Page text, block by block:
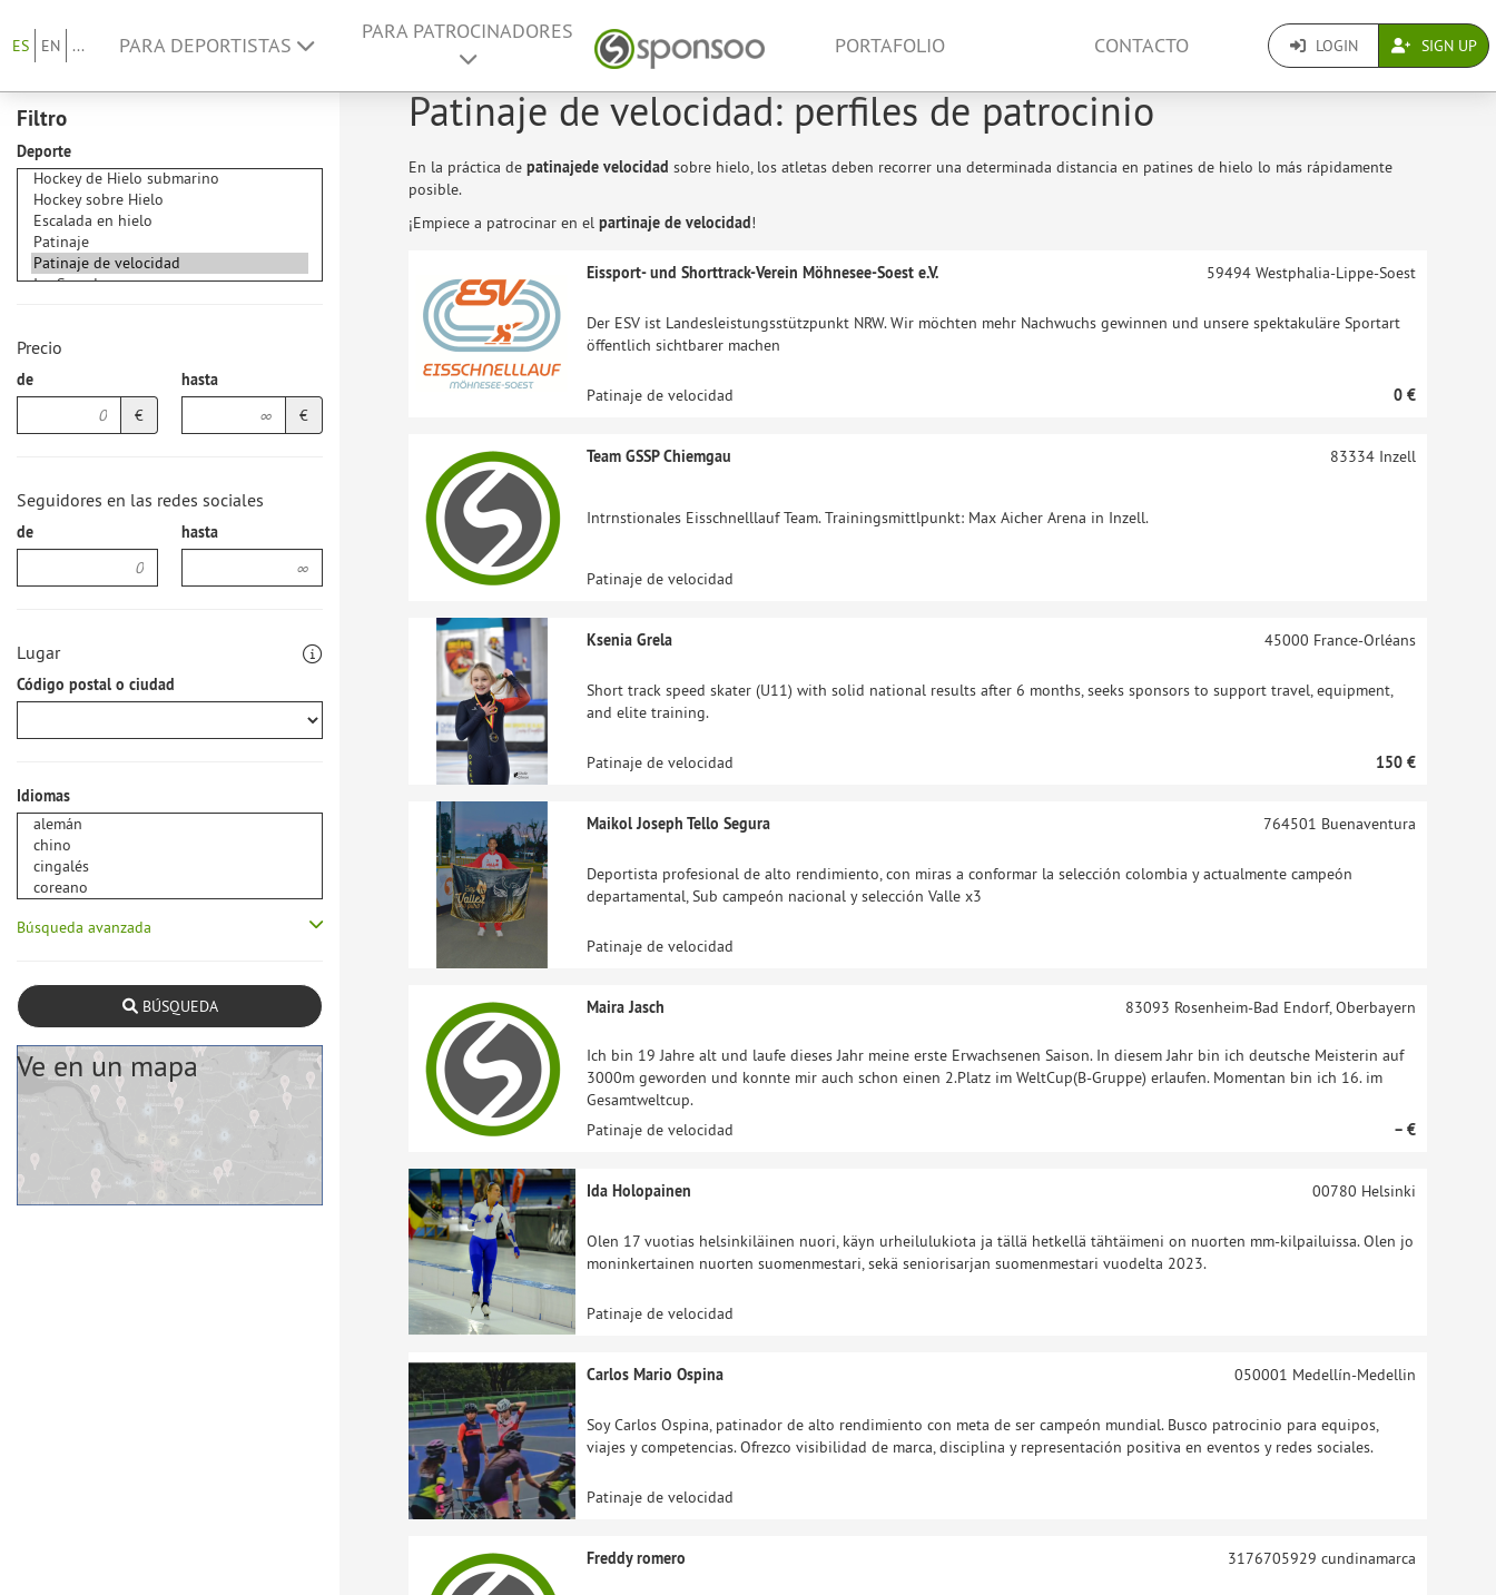
ES EN ... PARA DEPORTISTAS
PARA PATROCINADORES
PORTAFOLIO CONTACTO LOGIN SIGN UP
Filtro
Deporte
Precio
de
€
hasta
€
Seguidores en las redes sociales
de hasta
Lugar
Código postal o ciudad
Idiomas
Búsqueda avanzada
BÚSQUEDA
Ve en un mapa
Patinaje de velocidad: perfiles de patrocinio
En la práctica de patinajede velocidad sobre hielo, los atletas deben recorrer una determinada distancia en patines de hielo lo más rápidamente
posible.
¡Empiece a patrocinar en el partinaje de velocidad!
Eissport- und Shorttrack-Verein Möhnesee-Soest e.V.
Der ESV ist Landesleistungsstützpunkt NRW. Wir möchten mehr Nachwuchs gewinnen und unsere spektakuläre Sportart
öffentlich sichtbarer machen
59494Westphalia-Lippe-Soest
Patinaje de velocidad 0 €
Team GSSP Chiemgau
Intrnstionales Eisschnelllauf Team. Trainingsmittlpunkt: Max Aicher Arena in Inzell.
83334Inzell
Patinaje de velocidad
Ksenia Grela
Short track speed skater (U11) with solid national results after 6 months, seeks sponsors to support travel, equipment,
and elite training.
45000 France-Orléans
Patinaje de velocidad 150 €
Maikol Joseph Tello Segura
Deportista profesional de alto rendimiento, con miras a conformar la selección colombia y actualmente campeón
departamental, Sub campeón nacional y selección Valle x3
764501 Buenaventura
Patinaje de velocidad
Maira Jasch
Ich bin 19 Jahre alt und laufe dieses Jahr meine erste Erwachsenen Saison. In diesem Jahr bin ich deutsche Meisterin auf
3000m geworden und konnte mir auch schon einen 2.Platz im WeltCup(B-Gruppe) erlaufen. Momentan bin ich 16. im
Gesamtweltcup.
83093 Rosenheim-Bad Endorf, Oberbayern
Patinaje de velocidad – €
Ida Holopainen
Olen 17 vuotias helsinkiläinen nuori, käyn urheilulukiota ja tällä hetkellä tähtäimeni on nuorten mm-kilpailuissa. Olen jo
moninkertainen nuorten suomenmestari, sekä seniorisarjan suomenmestari vuodelta 2023.
00780 Helsinki
Patinaje de velocidad
Carlos Mario Ospina
Soy Carlos Ospina, patinador de alto rendimiento con meta de ser campeón mundial. Busco patrocinio para equipos,
viajes y competencias. Ofrezco visibilidad de marca, disciplina y representación positiva en eventos y redes sociales.
050001 Medellín-Medellin
Patinaje de velocidad
Freddy romero 3176705929 cundinamarca